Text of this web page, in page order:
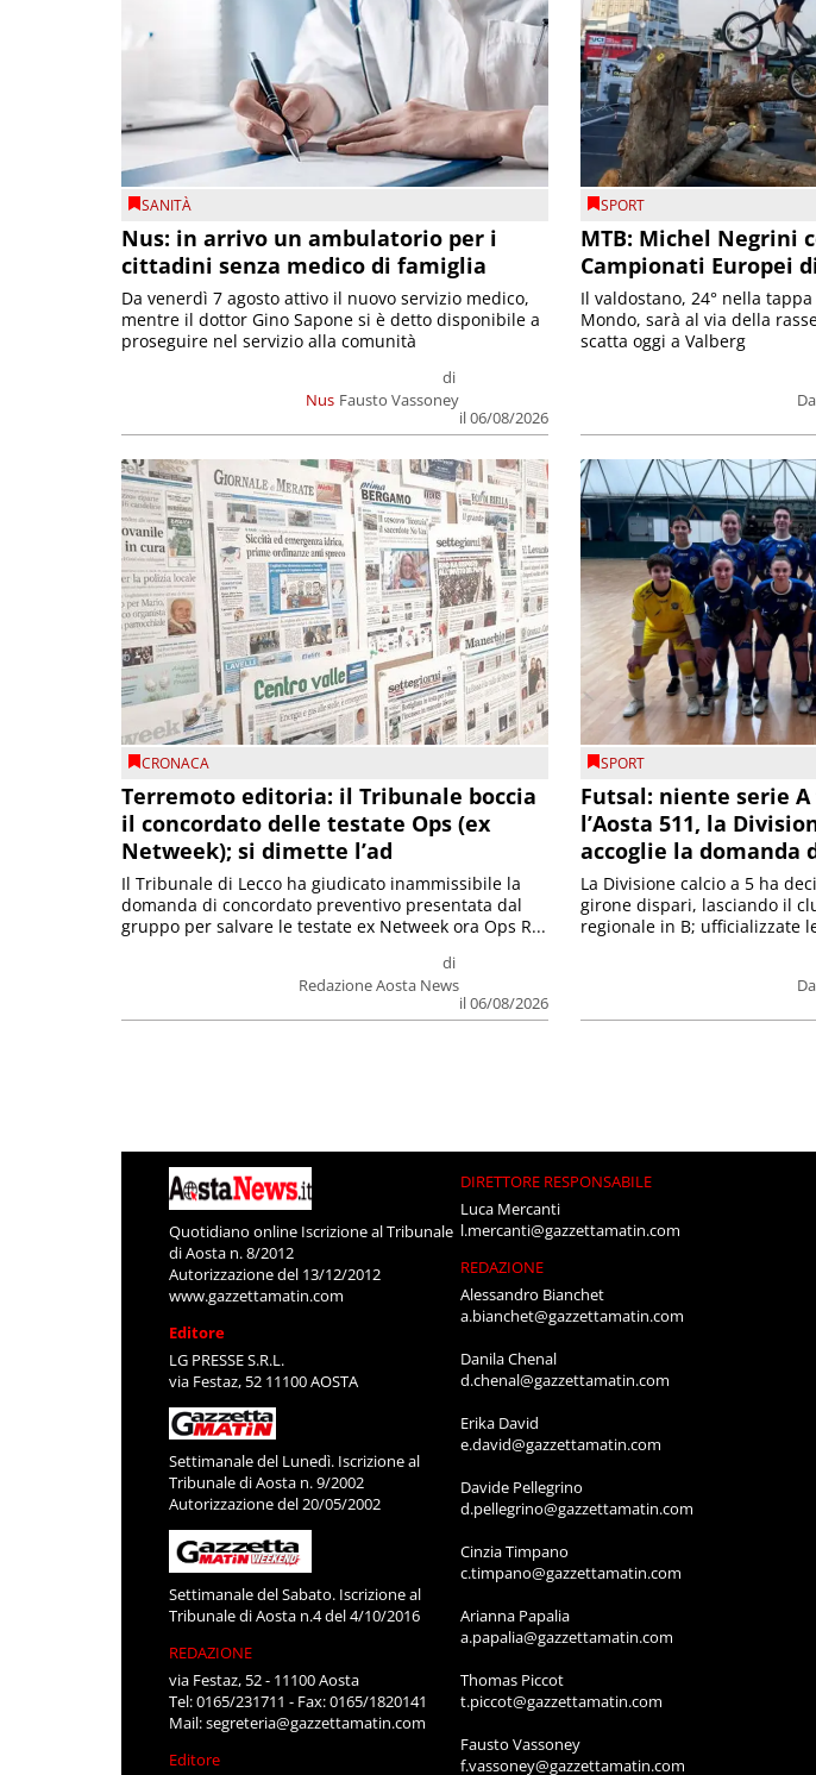
SANITÀ
Nus: in arrivo un ambulatorio per i
cittadini senza medico di famiglia
Nus
di
Fausto Vassoney
il 06/08/2026
Da venerdì 7 agosto attivo il nuovo servizio medico,
mentre il dottor Gino Sapone si è detto disponibile a
proseguire nel servizio alla comunità
SPORT
MTB: Michel Negrini
Campionati Europei
Il valdostano, 24° nella
Mondo, sarà al via della
scatta oggi a Valberg
CRONACA
Terremoto editoria: il Tribunale boccia
il concordato delle testate Ops (ex
Netweek); si dimette l’ad
di
Redazione Aosta News
il 06/08/2026
Il Tribunale di Lecco ha giudicato inammissibile la
domanda di concordato preventivo presentata dal
gruppo per salvare le testate ex Netweek ora Ops R...
SPORT
Futsal: niente serie
l’Aosta 511, la
accoglie la domanda
La Divisione calcio a 5 ha
girone dispari, lasciando il
regionale in B; ufficializzate
Quotidiano online Iscrizione al Tribunale
di Aosta n. 8/2012
Autorizzazione del 13/12/2012
www.gazzettamatin.com
Editore
LG PRESSE S.R.L.
via Festaz, 52 11100 AOSTA
Settimanale del Lunedì. Iscrizione al
Tribunale di Aosta n. 9/2002
Autorizzazione del 20/05/2002
Settimanale del Sabato. Iscrizione al
Tribunale di Aosta n.4 del 4/10/2016
REDAZIONE
via Festaz, 52 - 11100 Aosta
Tel: 0165/231711 - Fax: 0165/1820141
Mail:segreteria@gazzettamatin.com
Editore
DIRETTORE RESPONSABILE
Luca Mercanti
l.mercanti@gazzettamatin.com
REDAZIONE
Alessandro Bianchet
a.bianchet@gazzettamatin.com
Danila Chenal
d.chenal@gazzettamatin.com
Erika David
e.david@gazzettamatin.com
Davide Pellegrino
d.pellegrino@gazzettamatin.com
Cinzia Timpano
c.timpano@gazzettamatin.com
Arianna Papalia
a.papalia@gazzettamatin.com
Thomas Piccot
t.piccot@gazzettamatin.com
Fausto Vassoney
f.vassoney@gazzettamatin.com